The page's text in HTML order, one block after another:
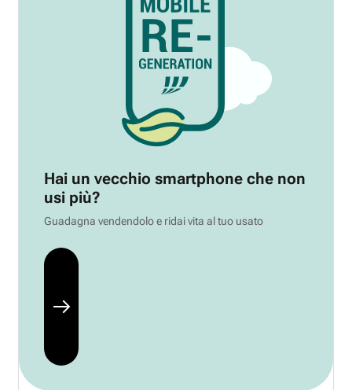
Hai un vecchio smartphone che non
usi più?
Guadagna vendendolo e ridai vita al tuo usato